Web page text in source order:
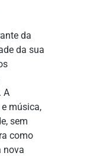
da
da sua
. A
música,
sem
como
nova